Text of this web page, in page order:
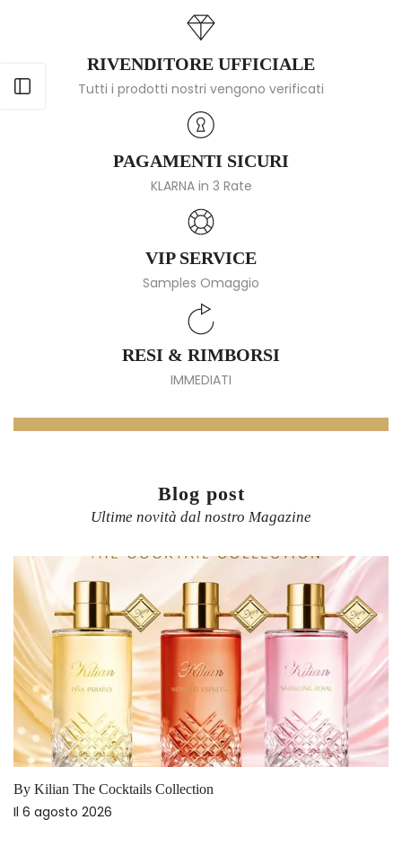
Apri barra laterale
RIVENDITORE UFFICIALE
Tutti i prodotti nostri vengono verificati
PAGAMENTI SICURI
KLARNA in 3 Rate
VIP SERVICE
Samples Omaggio
RESI & RIMBORSI
IMMEDIATI
Blog post
Ultime novità dal nostro Magazine
By Kilian The Cocktails Collection
Il 6 agosto 2026